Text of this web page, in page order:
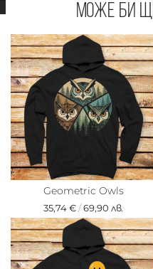
Може би
Geometric Owls
35,74 €/69,90 лв.